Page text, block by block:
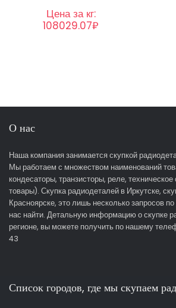
Цена за кг:
108029.07₽
О нас
Наша компания занимается скупкой
Мы работаем с множеством наименований
кондесаторы, транзисторы, реле, техническое
товары). Скупка радиодеталей в Иркутске,
Красноярске, это лишь несколько запросов
нас найти. Детальную информацию о скупке
регионе, вы можете получить по нашему
43
Список городов, где мы скупаем